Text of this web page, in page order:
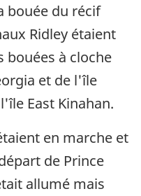
bouée du récif
Ridley étaient
bouées à cloche
et de l'île
East Kinahan.
en marche et
de Prince
allumé mais